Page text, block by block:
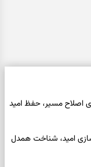
۱۴۰۵ | پیام‌هایی برای اصلاح مسیر، حفظ امید
مرداد ۱۴۰۵ | فرصت بازسازی امید، شناخت همدل